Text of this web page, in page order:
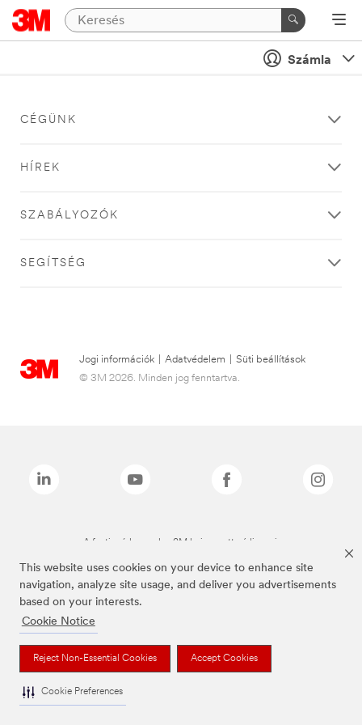
This website uses cookies on your device to enhance site
navigation, analyze site usage, and deliver you advertisements
based on your interests.
Cookie Notice
Reject Non-Essential Cookies Accept Cookies
Cookie Preferences
Számla
CÉGÜNK
HÍREK
SZABÁLYOZÓK
SEGÍTSÉG
Jogi információk Adatvédelem
Süti beállítások
© 3M 2026. Minden jog fenntartva.
A fenti márkanevek a 3M bejegyzett védjegyei.